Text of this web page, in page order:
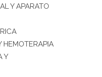
Y APARATO
HEMOTERAPIA
Y